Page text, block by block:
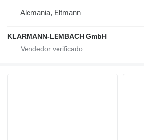
Alemania, Eltmann
KLARMANN-LEMBACH GmbH